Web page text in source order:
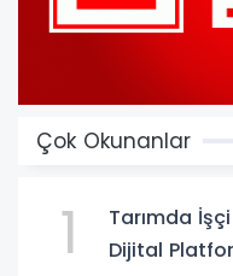
Çok Okunanlar
1
Tarımda
Dijital